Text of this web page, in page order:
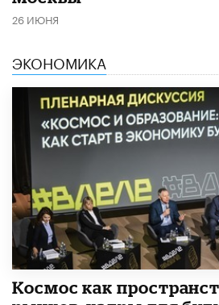
26 ИЮНЯ
ЭКОНОМИКА
Космос как